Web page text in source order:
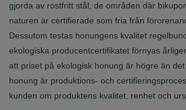
gjorda av rostfritt stål, de områden där
naturen är certifierade som fria från
Dessutom testas honungens kvalitet
ekologiska producentcertifikatet förnyas
att priset på ekologisk honung är högre än
honung är produktions- och
kunden om produktens kvalitet, renhet och